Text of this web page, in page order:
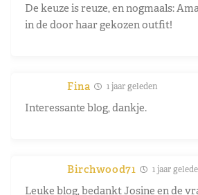
De keuze is reuze, en nogmaals:
in de door haar gekozen outfit!
Fina 1 jaar geleden
Interessante blog, dankje.
Birchwood71 1 jaar
Leuke blog, bedankt Josine en de